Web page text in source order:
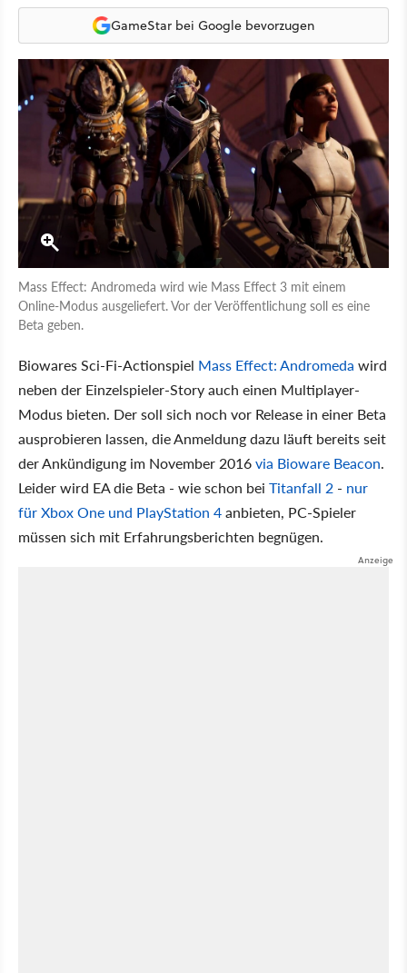
GameStar bei Google bevorzugen
Mass Effect: Andromeda wird wie Mass Effect 3 mit einem
Online-Modus ausgeliefert. Vor der Veröffentlichung soll es eine
Beta geben.
Biowares Sci-Fi-Actionspiel Mass Effect: Andromeda wird
neben der Einzelspieler-Story auch einen Multiplayer-
Modus bieten. Der soll sich noch vor Release in einer Beta
ausprobieren lassen, die Anmeldung dazu läuft bereits seit
der Ankündigung im November 2016via Bioware Beacon.
Leider wird EA die Beta - wie schon bei Titanfall 2 - nur
für Xbox One und PlayStation 4anbieten, PC-Spieler
müssen sich mit Erfahrungsberichten begnügen.